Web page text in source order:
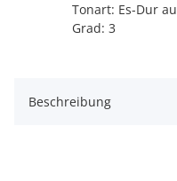
Tonart: Es-Dur
Grad: 3
Beschreibung